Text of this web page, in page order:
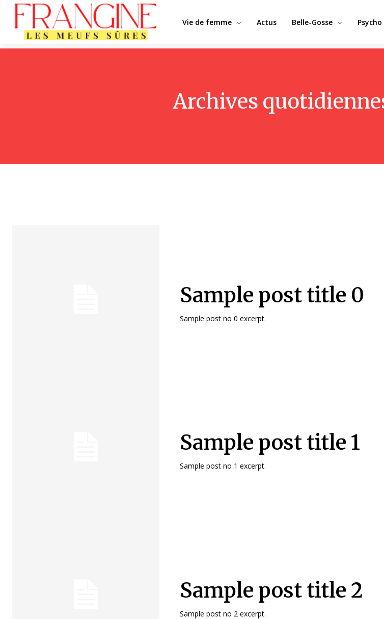
Vie de femme Actus Belle-Gosse Psycho
Archives
Sample post title 0
Sample post no 0 excerpt.
Sample post title 1
Sample post no 1 excerpt.
Sample post title 2
Sample post no 2 excerpt.